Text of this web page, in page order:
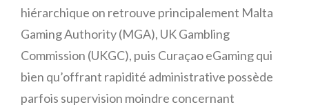
hiérarchique on retrouve principalement Malta
Gaming Authority (MGA), UK Gambling
Commission (UKGC), puis Curaçao eGaming qui
bien qu’offrant rapidité administrative possède
parfois supervision moindre concernant